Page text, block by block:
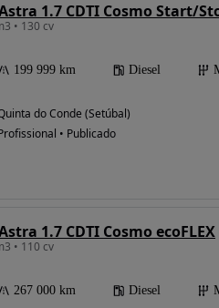
1.7 CDTI Cosmo Start/
• 130 cv
199 999 km Diesel
do Conde (Setúbal)
• Publicado
1.7 CDTI Cosmo ecoFLEX
• 110 cv
267 000 km Diesel